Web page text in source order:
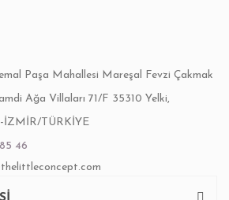
Paşa Mahallesi Mareşal Fevzi Çakmak
Ağa Villaları 71/F 35310 Yelki,
İZMİR/TÜRKİYE
46